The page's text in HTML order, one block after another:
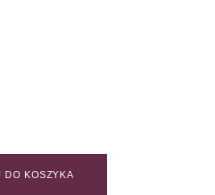
/ BLOOM quantity
DO KOSZYKA